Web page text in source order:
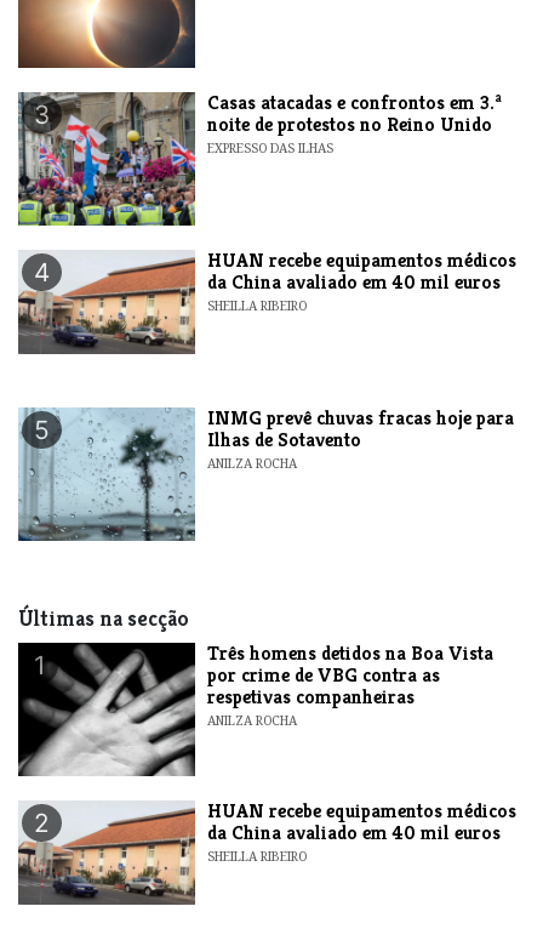
3
Casas atacadas e confrontos em 3.ª
noite de protestos no Reino Unido
EXPRESSO DAS ILHAS
4
HUAN recebe equipamentos médicos
da China avaliado em 40 mil euros
SHEILLA RIBEIRO
5
INMG prevê chuvas fracas hoje para
Ilhas de Sotavento
ANILZA ROCHA
Últimas na secção
1
Três homens detidos na Boa Vista
por crime de VBG contra as
respetivas companheiras
ANILZA ROCHA
2
HUAN recebe equipamentos médicos
da China avaliado em 40 mil euros
SHEILLA RIBEIRO